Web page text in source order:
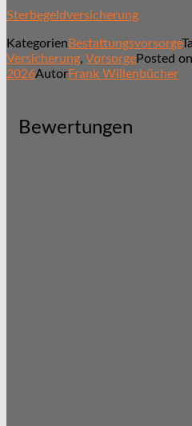
Sterbegeldversicherung
Kategorien Bestattungsvorsorge
Versicherung, VorsorgePosted on
2026AutorFrank Willenbücher
Bewertungen